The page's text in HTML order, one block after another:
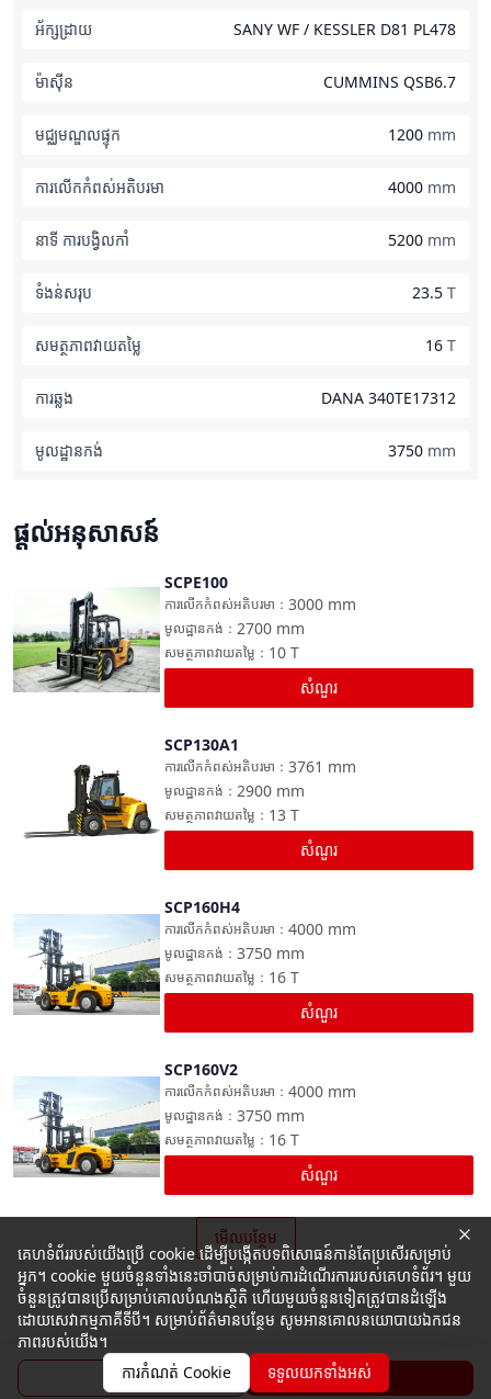
អ័ក្សដ្រាយ SANY WF / KESSLER D81 PL478
ម៉ាស៊ីន CUMMINS QSB6.7
មជ្ឈមណ្ឌលផ្ទុក 1200 mm
ការលើកកំពស់អតិបរមា 4000 mm
នាទី ការបង្វិលកាំ 5200 mm
ទំងន់សរុប 23.5 T
សមត្ថភាពវាយតម្លៃ 16 T
ការឆ្លង DANA 340TE17312
មូលដ្ឋានកង់ 3750 mm
ផ្តល់អនុសាសន៍
ប្រៀបធៀប
SCPE100
3000 mm
ការលើកកំពស់អតិបរមា ：
2700 mm
មូលដ្ឋានកង់ ：
10 T
សមត្ថភាពវាយតម្លៃ ：
សំណួរ
SCP130A1
3761 mm
ការលើកកំពស់អតិបរមា ：
2900 mm
មូលដ្ឋានកង់ ：
13 T
សមត្ថភាពវាយតម្លៃ ：
សំណួរ
ប្រៀបធៀប
SCP160H4
4000 mm
ការលើកកំពស់អតិបរមា ：
3750 mm
មូលដ្ឋានកង់ ：
16 T
សមត្ថភាពវាយតម្លៃ ：
សំណួរ
ប្រៀបធៀប
SCP160V2
4000 mm
ការលើកកំពស់អតិបរមា ：
3750 mm
មូលដ្ឋានកង់ ：
16 T
សមត្ថភាពវាយតម្លៃ ：
សំណួរ
មើលបន្ថែម
ប្រូសួរ សំណួរ
គេហទំព័ររបស់យើងប្រើ cookie ដើម្បីបង្កើតបទពិសោធន៍កាន់តែប្រសើរសម្រាប់
អ្នក។ cookie មួយចំនួនទាំងនេះចាំបាច់សម្រាប់ការដំណើរការរបស់គេហទំព័រ។ មួយ
ចំនួនត្រូវបានប្រើសម្រាប់គោលបំណងស្ថិតិ ហើយមួយចំនួនទៀតត្រូវបានដំឡើង
ដោយសេវាកម្មភាគីទីបី។ សម្រាប់ព័ត៌មានបន្ថែម សូមអានគោលនយោបាយឯកជន
ភាពរបស់យើង។
ការកំណត់ Cookie
ទទួលយកទាំងអស់